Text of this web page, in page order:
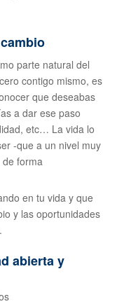
parte natural del
contigo mismo, es
que deseabas
a dar ese paso
etc… La vida lo
-que a un nivel muy
forma
en tu vida y que
y las oportunidades
abierta y